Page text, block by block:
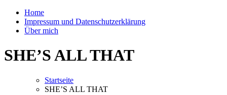
Home
Impressum und Datenschutzerklärung
Über mich
SHE’S ALL THAT
Startseite
SHE’S ALL THAT